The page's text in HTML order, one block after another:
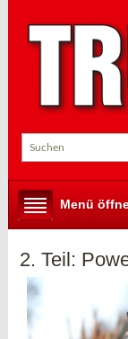
Menü
2. Teil: